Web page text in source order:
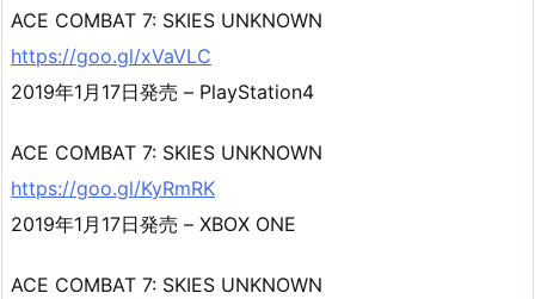
ACE COMBAT 7: SKIES UNKNOWN
https://goo.gl/xVaVLC
2019年1月17日発売 – PlayStation4
ACE COMBAT 7: SKIES UNKNOWN
https://goo.gl/KyRmRK
2019年1月17日発売 – XBOX ONE
ACE COMBAT 7: SKIES UNKNOWN